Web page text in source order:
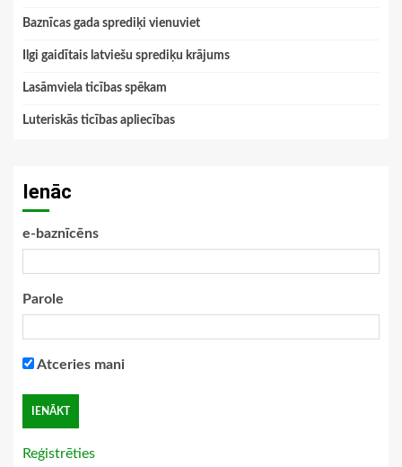
Baznīcas gada sprediķi vienuviet
Ilgi gaidītais latviešu sprediķu krājums
Lasāmviela ticības spēkam
Luteriskās ticības apliecības
Ienāc
e-baznīcēns
Parole
Atceries mani
Reģistrēties